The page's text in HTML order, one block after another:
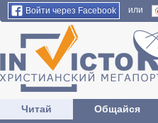
Войти через Facebook или
Читай Общайся